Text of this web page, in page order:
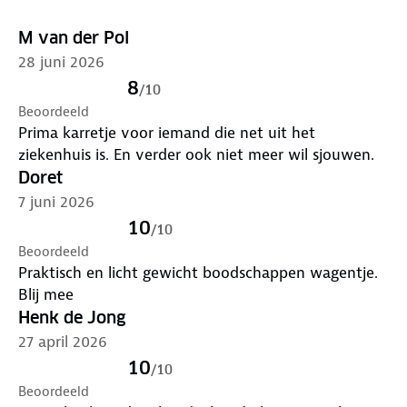
Klaar voor gebruik
Klik de wielen op het frame en hier bovenop de
spatborden. De tas maak je met klittenband aan het
frame vast. De trolley is klaar voor gebruik.
M van der Pol
28 juni 2026
8/10
Beoordeeld
Prima karretje voor iemand die net uit het
ziekenhuis is. En verder ook niet meer wil sjouwen.
Doret
7 juni 2026
10/10
Beoordeeld
Praktisch en licht gewicht boodschappen wagentje.
Blij mee
Henk de Jong
27 april 2026
10/10
Beoordeeld